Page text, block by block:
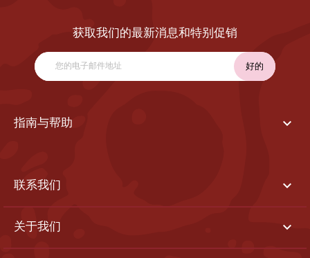
获取我们的最新消息和特别促销
指南与帮助 
联系我们 
关于我们 